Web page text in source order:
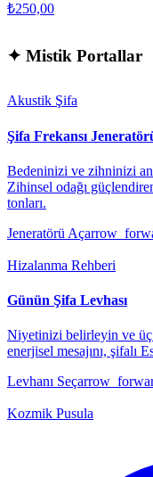
₺250,00
✦ Mistik Portallar
Akustik Şifa
Şifa Frekansı
Bedeninizi ve zihninizi
Zihinsel odağı
tonları.
Jeneratörü Aç
Hizalanma Rehberi
Günün Şifa Levhası
Niyetinizi belirleyin ve üç
enerjisel mesajını, şifalı
Levhanı Seç
Kozmik Pusula